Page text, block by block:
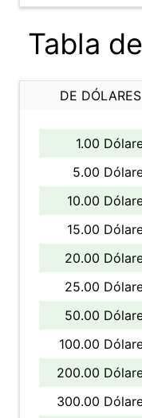
Tabla
DE
1.00
5.00
10.00
15.00
20.00
25.00
50.00
100.00
200.00
300.00